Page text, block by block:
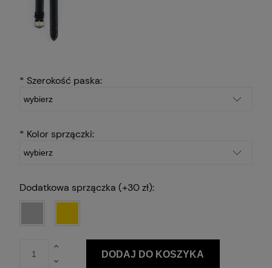
* Szerokość paska:
* Kolor sprzączki:
Dodatkowa sprzączka (+30 zł):
DODAJ DO KOSZYKA